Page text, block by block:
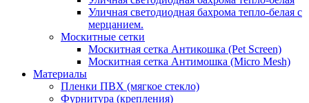
Уличная светодиодная бахрома тепло-белая с
мерцанием.
Москитные сетки
Москитная сетка Антикошка (Pet Screen)
Москитная сетка Антимошка (Micro Mesh)
Материалы
Пленки ПВХ (мягкое стекло)
Фурнитура (крепления)